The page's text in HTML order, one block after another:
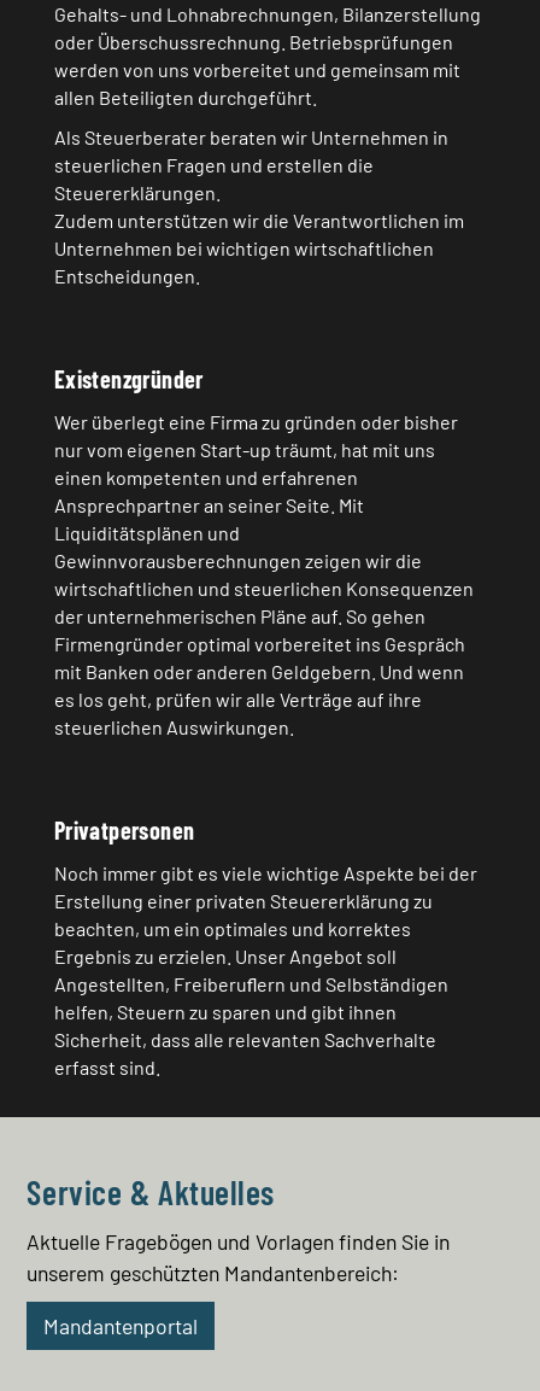
Gehalts- und Lohnabrechnungen, Bilanzerstellung
oder Überschussrechnung. Betriebsprüfungen
werden von uns vorbereitet und gemeinsam mit
allen Beteiligten durchgeführt.
Als Steuerberater beraten wir Unternehmen in
steuerlichen Fragen und erstellen die
Steuererklärungen.
Zudem unterstützen wir die Verantwortlichen im
Unternehmen bei wichtigen wirtschaftlichen
Entscheidungen.
Existenzgründer
Wer überlegt eine Firma zu gründen oder bisher
nur vom eigenen Start-up träumt, hat mit uns
einen kompetenten und erfahrenen
Ansprechpartner an seiner Seite. Mit
Liquiditätsplänen und
Gewinnvorausberechnungen zeigen wir die
wirtschaftlichen und steuerlichen Konsequenzen
der unternehmerischen Pläne auf. So gehen
Firmengründer optimal vorbereitet ins Gespräch
mit Banken oder anderen Geldgebern. Und wenn
es los geht, prüfen wir alle Verträge auf ihre
steuerlichen Auswirkungen.
Privatpersonen
Noch immer gibt es viele wichtige Aspekte bei der
Erstellung einer privaten Steuererklärung zu
beachten, um ein optimales und korrektes
Ergebnis zu erzielen. Unser Angebot soll
Angestellten, Freiberuﬂern und Selbständigen
helfen, Steuern zu sparen und gibt ihnen
Sicherheit, dass alle relevanten Sachverhalte
erfasst sind.
Service & Aktuelles
Aktuelle Fragebögen und Vorlagen finden Sie in
unserem geschützten Mandantenbereich:
Mandantenportal